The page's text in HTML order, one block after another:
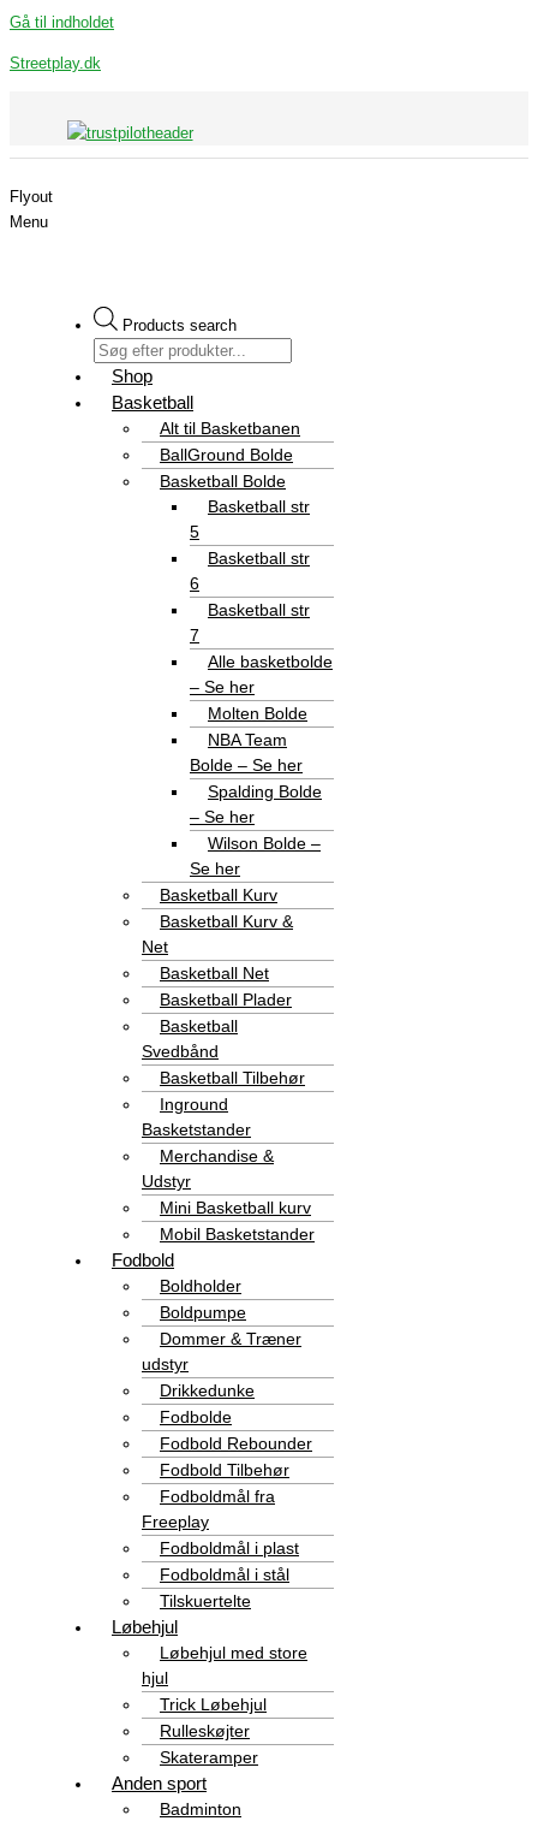
Gå til indholdet
Streetplay.dk
Flyout
Menu
Products search
Shop
Basketball
Alt til Basketbanen
BallGround Bolde
Basketball Bolde
Basketball str
5
Basketball str
6
Basketball str
7
Alle basketbolde
– Se her
Molten Bolde
NBA Team
Bolde – Se her
Spalding Bolde
– Se her
Wilson Bolde –
Se her
Basketball Kurv
Basketball Kurv &
Net
Basketball Net
Basketball Plader
Basketball
Svedbånd
Basketball Tilbehør
Inground
Basketstander
Merchandise &
Udstyr
Mini Basketball kurv
Mobil Basketstander
Fodbold
Boldholder
Boldpumpe
Dommer & Træner
udstyr
Drikkedunke
Fodbolde
Fodbold Rebounder
Fodbold Tilbehør
Fodboldmål fra
Freeplay
Fodboldmål i plast
Fodboldmål i stål
Tilskuertelte
Løbehjul
Løbehjul med store
hjul
Trick Løbehjul
Rulleskøjter
Skateramper
Anden sport
Badminton